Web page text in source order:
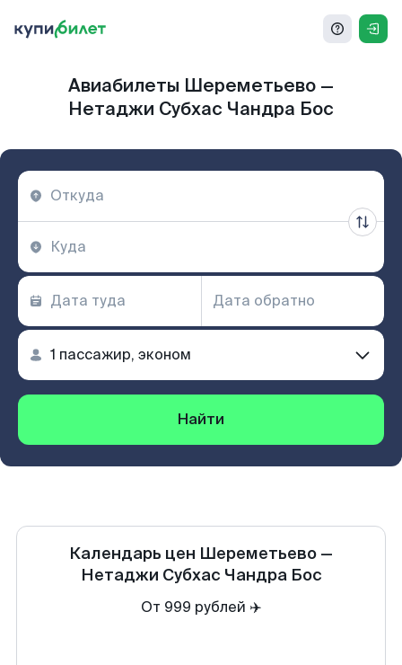
Авиабилеты Шереметьево —
Нетаджи Субхас Чандра Бос
Найти
Календарь цен Шереметьево —
Нетаджи Субхас Чандра Бос
От 999 рублей ✈️